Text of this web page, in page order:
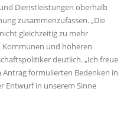
Dienstleistungen oberhalb
zusammenzufassen. „Die
gleichzeitig zu mehr
und höheren
deutlich. „Ich freue
Antrag formulierten Bedenken in
Entwurf in unserem Sinne